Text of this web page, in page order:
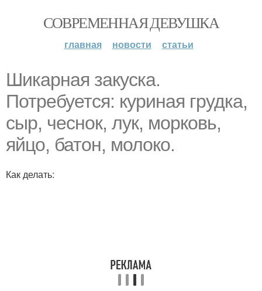
СОВРЕМЕННАЯ ДЕВУШКА
главная новости статьи
Шикарная закуска.
Потребуется: куриная грудка,
сыр, чеснок, лук, морковь,
яйцо, батон, молоко.
Как делать: